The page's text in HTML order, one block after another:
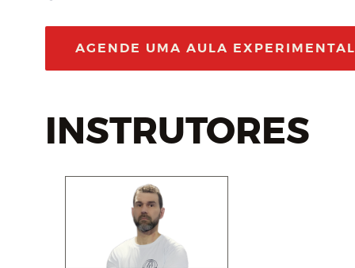
AGENDE UMA AULA EXPERIMENTAL
INSTRUTORES